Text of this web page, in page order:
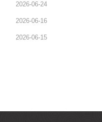
2026-06-24
2026-06-16
2026-06-15